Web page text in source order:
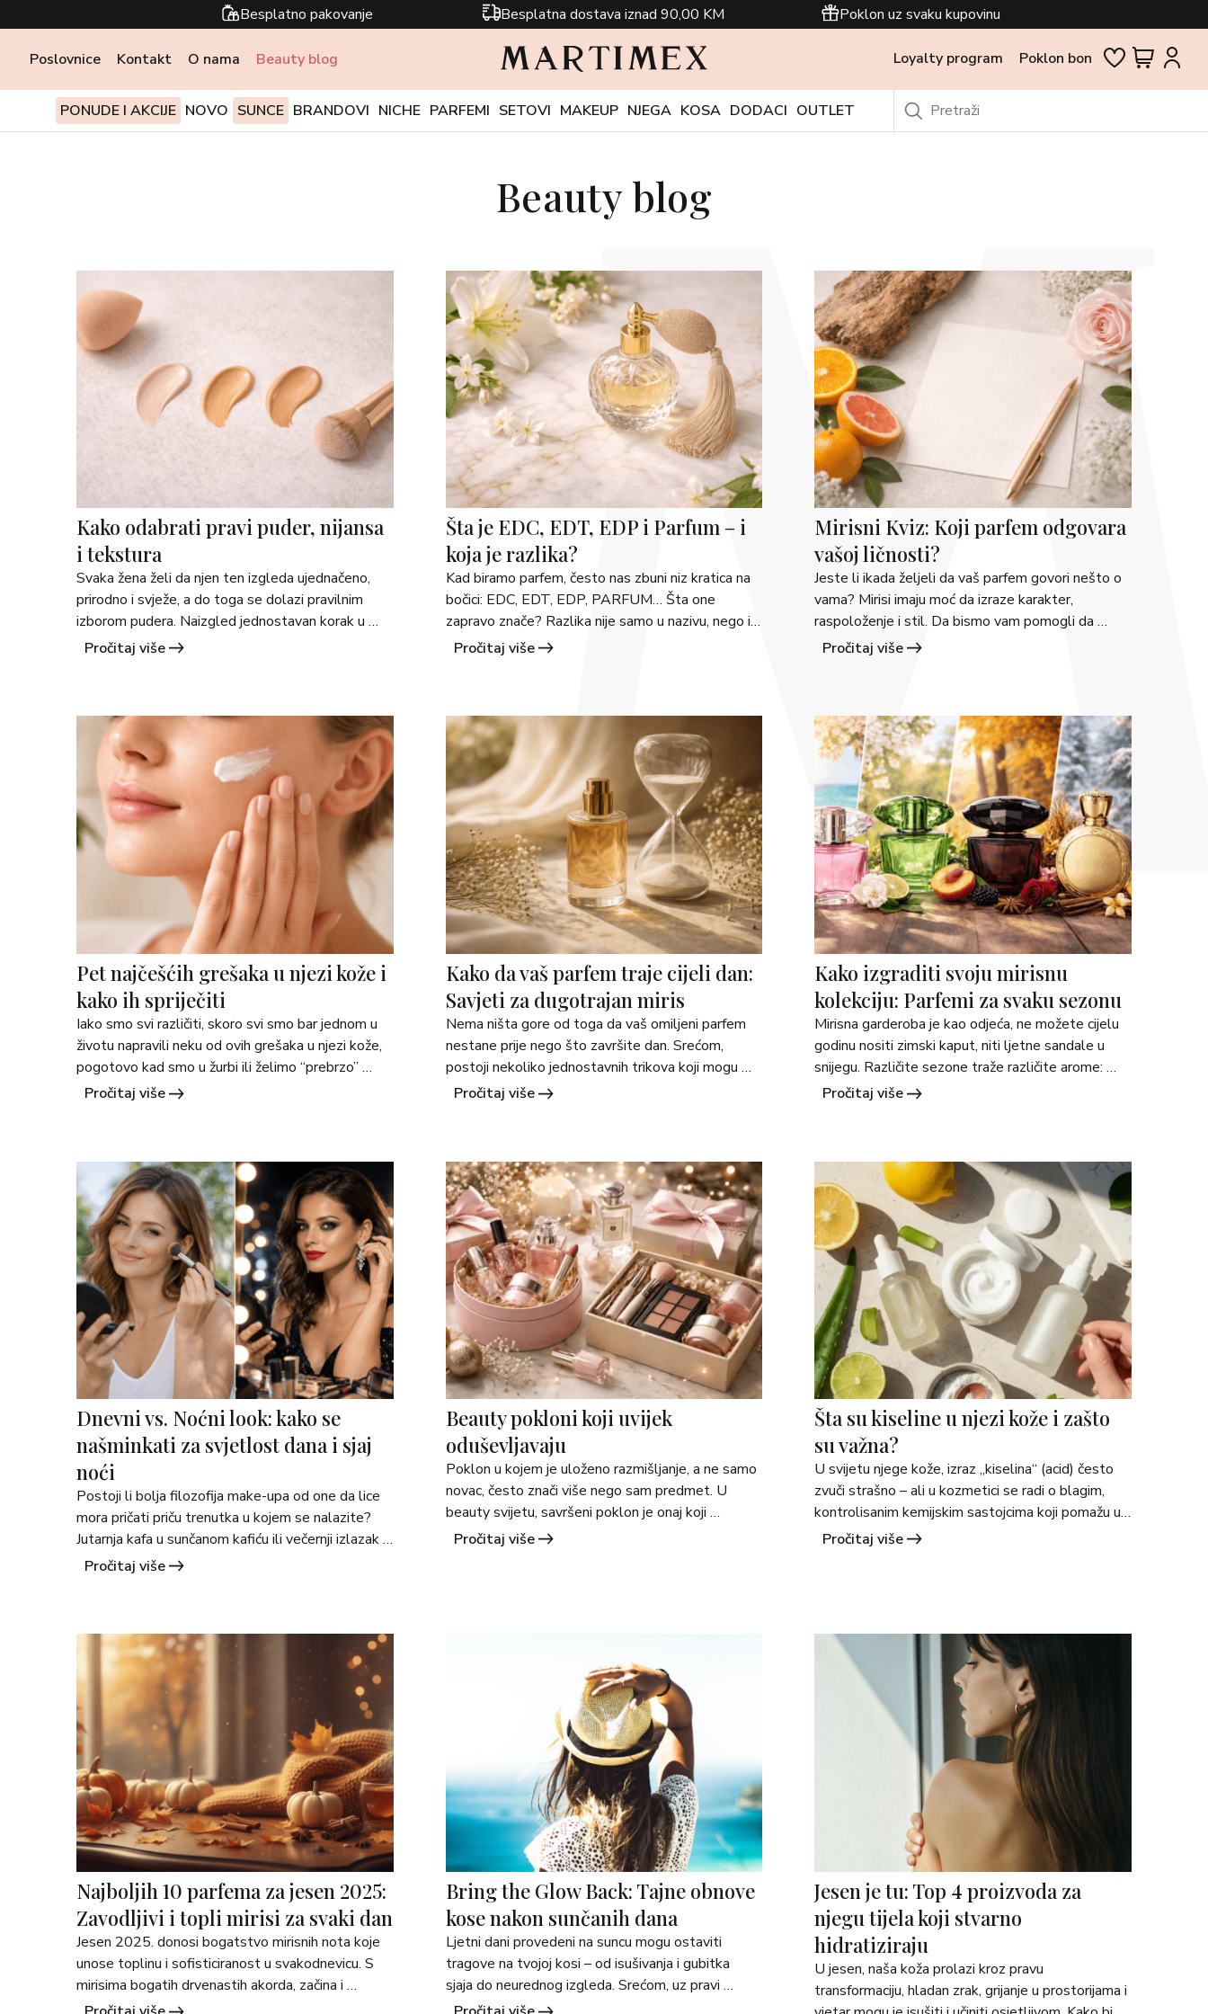
Besplatno pakovanje Besplatna dostava iznad 90,00 KM Poklon uz svaku kupovinu
Poslovnice Kontakt O nama Beauty blog Loyalty program Poklon bon
PONUDE I AKCIJE NOVO SUNCE BRANDOVI NICHE PARFEMI SETOVI MAKEUP NJEGA KOSA DODACI OUTLET
Beauty blog
Kako odabrati pravi puder, nijansa
i tekstura
Svaka žena želi da njen ten izgleda ujednačeno,
prirodno i svježe, a do toga se dolazi pravilnim
izborom pudera. Naizgled jednostavan korak u
make-up rutini često izaziva nedoumice: koju
pomoći da donesete najbolju odluku. 1. &hellip;
href="https://martimex.ba/savjeti/">Continued</a
>
Pročitaj više
Šta je EDC, EDT, EDP i Parfum – i
koja je razlika?
Kad biramo parfem, često nas zbuni niz kratica na
bočici: EDC, EDT, EDP, PARFUM… Šta one
zapravo znače? Razlika nije samo u nazivu, nego i
u koncentraciji mirisnih ulja, intenzitetu i trajanju
i &hellip; <a
href="https://martimex.ba/savjeti/">Continued</a
Pročitaj više
Mirisni Kviz: Koji parfem odgovara
vašoj ličnosti?
Jeste li ikada željeli da vaš parfem govori nešto o
vama? Mirisi imaju moć da izraze karakter,
raspoloženje i stil. Da bismo vam pomogli da
pronađete svoj “mirisni odraz”, napravili smo mali
stil? a) &hellip; <a
href="https://martimex.ba/savjeti/">Continued</a
Pročitaj više
Pet najčešćih grešaka u njezi kože i
kako ih spriječiti
Iako smo svi različiti, skoro svi smo bar jednom u
životu napravili neku od ovih grešaka u njezi kože,
pogotovo kad smo u žurbi ili želimo “prebrzo”
rješenje. Te greške mogu utjecati na ten, osjećaj
<a
href="https://martimex.ba/savjeti/">Continued</a
>
Pročitaj više
Kako da vaš parfem traje cijeli dan:
Savjeti za dugotrajan miris
Nema ništa gore od toga da vaš omiljeni parfem
nestane prije nego što završite dan. Srećom,
postoji nekoliko jednostavnih trikova koji mogu
produžiti trajanje mirisa i učiniti da se osjećate
pomaže da parfem bolje upije i &hellip; <a
href="https://martimex.ba/savjeti/">Continued</a
>
Pročitaj više
Kako izgraditi svoju mirisnu
kolekciju: Parfemi za svaku sezonu
Mirisna garderoba je kao odjeća, ne možete cijelu
godinu nositi zimski kaput, niti ljetne sandale u
snijegu. Različite sezone traže različite arome:
svježe, cvjetne, začinske, tople… Ovdje su savjeti
počinje ispočetka. Zrak postaje lakši, &hellip; <a
href="https://martimex.ba/savjeti/">Continued</a
>
Pročitaj više
Dnevni vs. Noćni look: kako se
našminkati za svjetlost dana i sjaj
noći
Postoji li bolja filozofija make-upa od one da lice
mora pričati priču trenutka u kojem se nalazite?
Jutarnja kafa u sunčanom kafiću ili večernji izlazak
s prijateljima, svaka prilika zaslužuje svoj look.
href="https://martimex.ba/savjeti/">Continued</a
Pročitaj više
Beauty pokloni koji uvijek
oduševljavaju
Poklon u kojem je uloženo razmišljanje, a ne samo
novac, često znači više nego sam predmet. U
beauty svijetu, savršeni poklon je onaj koji
kombinuje vizuelni dojam, miris, njegu i momenat.
Pročitaj više
Šta su kiseline u njezi kože i zašto
su važna?
U svijetu njege kože, izraz „kiselina“ (acid) često
zvuči strašno – ali u kozmetici se radi o blagim,
kontrolisanim kemijskim sastojcima koji pomažu u
obnavljanju, eksfolijaciji i poboljšanju teksture
href="https://martimex.ba/savjeti/">Continued</a
Pročitaj više
Najboljih 10 parfema za jesen 2025:
Zavodljivi i topli mirisi za svaki dan
Jesen 2025. donosi bogatstvo mirisnih nota koje
unose toplinu i sofisticiranost u svakodnevicu. S
mirisima bogatih drvenastih akorda, začina i
slatkastih nota poput vanilije, jesen postaje
Bring the Glow Back: Tajne obnove
kose nakon sunčanih dana
Ljetni dani provedeni na suncu mogu ostaviti
tragove na tvojoj kosi – od isušivanja i gubitka
sjaja do neurednog izgleda. Srećom, uz pravi
odabir proizvoda, možeš obnoviti zdravlje i ljepotu
Jesen je tu: Top 4 proizvoda za
njegu tijela koji stvarno
hidratiziraju
U jesen, naša koža prolazi kroz pravu
transformaciju, hladan zrak, grijanje u prostorijama i